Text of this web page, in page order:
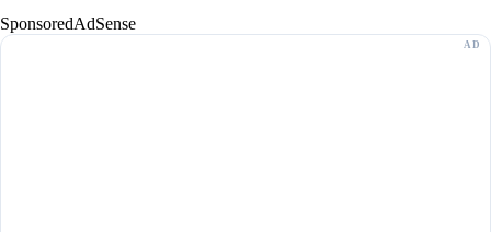
SponsoredAdSense